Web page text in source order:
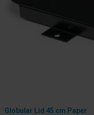
Globular Lid 45 cm Paper